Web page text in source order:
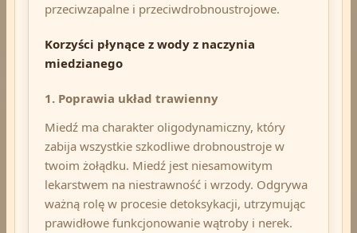
przeciwzapalne i przeciwdrobnoustrojowe.
Korzyści płynące z wody z naczynia
miedzianego
1. Poprawia układ trawienny
Miedź ma charakter oligodynamiczny, który
zabija wszystkie szkodliwe drobnoustroje w
twoim żołądku. Miedź jest niesamowitym
lekarstwem na niestrawność i wrzody. Odgrywa
ważną rolę w procesie detoksykacji, utrzymując
prawidłowe funkcjonowanie wątroby i nerek.